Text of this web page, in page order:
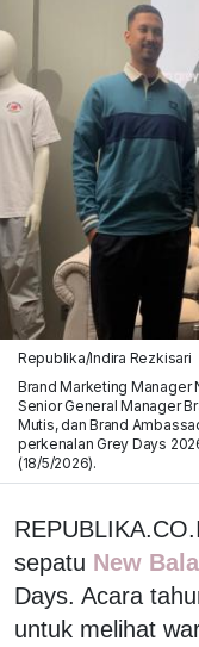
Republika/Indira Rezkisari
Brand Marketing Manager
Senior General Manager
Mutis, dan Brand
perkenalan Grey Days
(18/5/2026).
sepatu New
Days. Acara
untuk melihat